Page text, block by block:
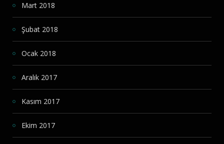
Mart 2018
Şubat 2018
Ocak 2018
Aralık 2017
Kasım 2017
Ekim 2017